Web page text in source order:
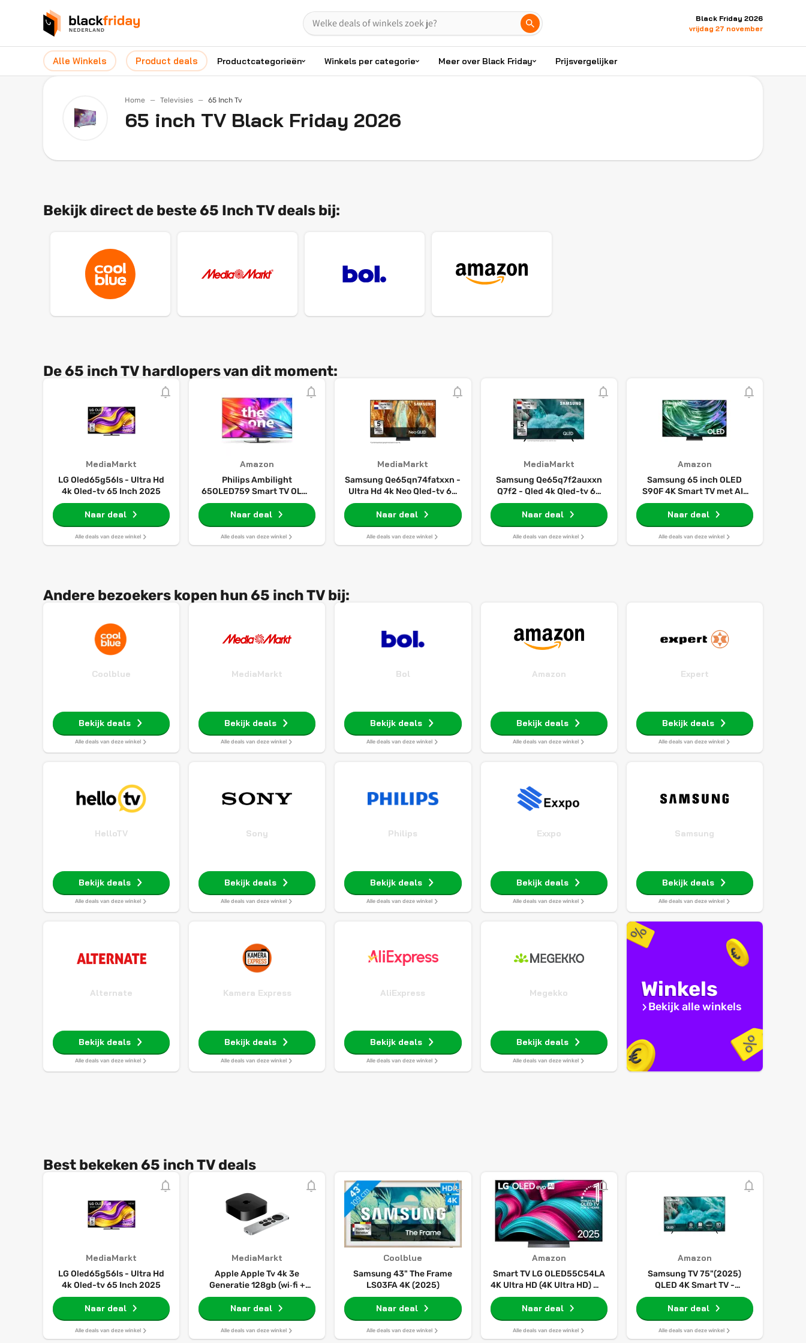
Black Friday 2026
vrijdag 27 november
Alle Winkels Product deals Productcategorieën Winkels per categorie Meer over Black Friday Prijsvergelijker
Home Televisies 65 Inch Tv
65 inch TV Black Friday 2026
Bekijk direct de beste 65 Inch TV deals bij:
De 65 inch TV hardlopers van dit moment:
MediaMarkt
LG Oled65g56ls - Ultra Hd
4k Oled-tv 65 Inch 2025
Naar deal
Alle deals van deze winkel
Amazon
Philips Ambilight
65OLED759 Smart TV OLED
4K - 65 inch display, P5 AI
Perfect Picture Ultra HD,
Titan OS, Dolby Vision en
Dolby Atmos-geluid, werkt
met Alexa en Google
Naar deal
Alle deals van deze winkel
MediaMarkt
Samsung Qe65qn74fatxxn -
Ultra Hd 4k Neo Qled-tv 65
Inch 2025
Naar deal
Alle deals van deze winkel
MediaMarkt
Samsung Qe65q7f2auxxn
Q7f2 - Qled 4k Qled-tv 65
Inch 2025
Naar deal
Alle deals van deze winkel
Amazon
Samsung 65 inch OLED
S90F 4K Smart TV met AI-
zicht, Motion Xcelerator
144Hz en Pantone
gecertificeerde kleuren
Naar deal
Alle deals van deze winkel
Andere bezoekers kopen hun 65 inch TV bij:
Coolblue
Bekijk deals
Alle deals van deze winkel
MediaMarkt
Bekijk deals
Alle deals van deze winkel
Bol
Bekijk deals
Alle deals van deze winkel
Amazon
Bekijk deals
Alle deals van deze winkel
Expert
Bekijk deals
Alle deals van deze winkel
HelloTV
Bekijk deals
Alle deals van deze winkel
Sony
Bekijk deals
Alle deals van deze winkel
Philips
Bekijk deals
Alle deals van deze winkel
Exxpo
Bekijk deals
Alle deals van deze winkel
Samsung
Bekijk deals
Alle deals van deze winkel
Alternate
Bekijk deals
Alle deals van deze winkel
Kamera Express
Bekijk deals
Alle deals van deze winkel
AliExpress
Bekijk deals
Alle deals van deze winkel
Megekko
Bekijk deals
Alle deals van deze winkel
Winkels
Bekijk alle winkels
Best bekeken 65 inch TV deals
MediaMarkt
LG Oled65g56ls - Ultra Hd
4k Oled-tv 65 Inch 2025
Naar deal
Alle deals van deze winkel
MediaMarkt
Apple Apple Tv 4k 3e
Generatie 128gb (wi‑fi +
Ethernet)
Naar deal
Alle deals van deze winkel
Coolblue
Samsung 43" The Frame
LS03FA 4K (2025)
Naar deal
Alle deals van deze winkel
Amazon
Smart TV LG OLED55C54LA
4K Ultra HD (4K Ultra HD) 55"
(55") HDR OLED (HDR)
(OLED)
Naar deal
Alle deals van deze winkel
Amazon
Samsung TV 75"(2025)
QLED 4K Smart TV -
TQ75Q7FAAUXXC
Naar deal
Alle deals van deze winkel